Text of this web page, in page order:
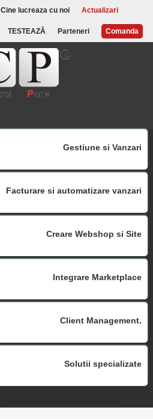
Cine lucreaza cu noi Actualizari
TESTEAZĂ Parteneri Comanda
Gestiune si Vanzari
Facturare si automatizare vanzari
Creare Webshop si Site
Integrare Marketplace
Client Management.
Solutii specializate